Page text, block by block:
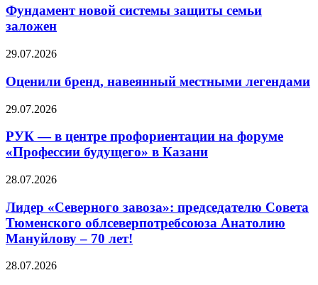
Фундамент новой системы защиты семьи
заложен
29.07.2026
Оценили бренд, навеянный местными легендами
29.07.2026
РУК — в центре профориентации на форуме
«Профессии будущего» в Казани
28.07.2026
Лидер «Северного завоза»: председателю Совета
Тюменского облсеверпотребсоюза Анатолию
Мануйлову – 70 лет!
28.07.2026